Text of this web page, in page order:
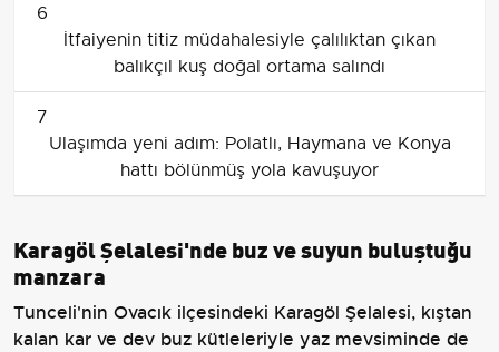
6
İtfaiyenin titiz müdahalesiyle çalılıktan çıkan
balıkçıl kuş doğal ortama salındı
7
Ulaşımda yeni adım: Polatlı, Haymana ve Konya
hattı bölünmüş yola kavuşuyor
Karagöl Şelalesi'nde buz ve suyun buluştuğu
manzara
Tunceli'nin Ovacık ilçesindeki Karagöl Şelalesi, kıştan
kalan kar ve dev buz kütleleriyle yaz mevsiminde de